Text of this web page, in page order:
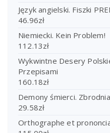
Język angielski. Fiszki
46.96zł
Niemiecki. Kein Problem!
112.13zł
Wykwintne Desery
Przepisami
160.18zł
Demony śmierci.
29.58zł
Orthographe et